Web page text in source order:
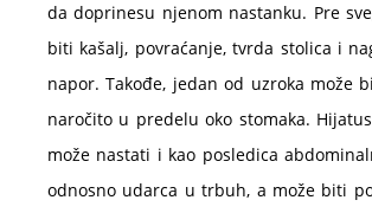
da doprinesu njenom nastanku. Pre
biti kašalj, povraćanje, tvrda stolica i
napor. Takođe, jedan od uzroka može
naročito u predelu oko stomaka.
može nastati i kao posledica
odnosno udarca u trbuh, a može biti